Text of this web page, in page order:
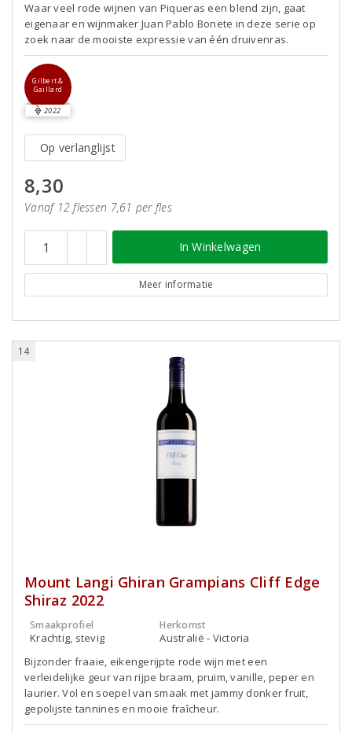
Waar veel rode wijnen van Piqueras een blend zijn, gaat
eigenaar en wijnmaker Juan Pablo Bonete in deze serie op
zoek naar de mooiste expressie van één druivenras.
Gilbert &
Gaillard
2022
Op verlanglijst
8,30
Vanaf 12 flessen 7,61 per fles
In Winkelwagen
Meer informatie
14
Mount Langi Ghiran Grampians Cliff Edge
Shiraz 2022
Smaakprofiel
Krachtig, stevig
Herkomst
Australië - Victoria
Bijzonder fraaie, eikengerijpte rode wijn met een
verleidelijke geur van rijpe braam, pruim, vanille, peper en
laurier. Vol en soepel van smaak met jammy donker fruit,
gepolijste tannines en mooie fraîcheur.